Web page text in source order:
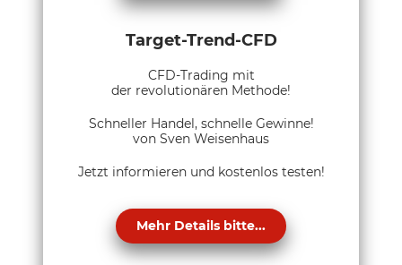
Target-Trend-CFD
CFD-Trading mit
der revolutionären Methode!
Schneller Handel, schnelle Gewinne!
von Sven Weisenhaus
Jetzt informieren und kostenlos testen!
Mehr Details bitte...